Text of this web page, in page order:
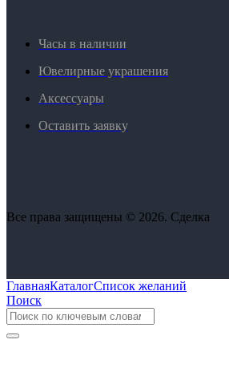
Часы в наличии
Ювелирные украшения
Аксессуары
Оставить заявку
Все права защищены © 2026. Сделка
ГлавнаяКаталогСписок желаний
Поиск